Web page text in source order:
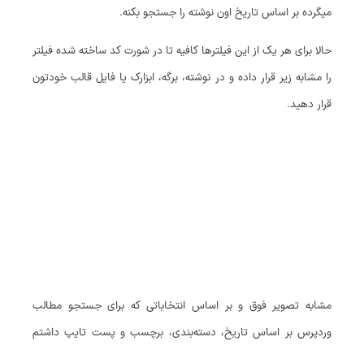
میگرده بر اساس تاریخ اون نوشته را جستجو بکنه.
حالا برای هر یک از این فیلتر‌ها کافیه تا در شورت کد ساخته شده فیلتر
را مشابه زیر قرار داده و در نوشته، برگه، ابزارک یا فایل قالب خودتون
قرار دهید.
مشابه تصویر فوق و بر اساس انتخاباتی که برای جستجو مطالب
وردپرس بر اساس تاریخ، دسته‌بندی، برچسب و پست تایپ داشتم